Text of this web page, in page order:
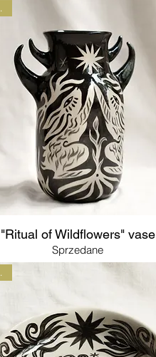
"Ritual of Wildflowers" vase
Sprzedane